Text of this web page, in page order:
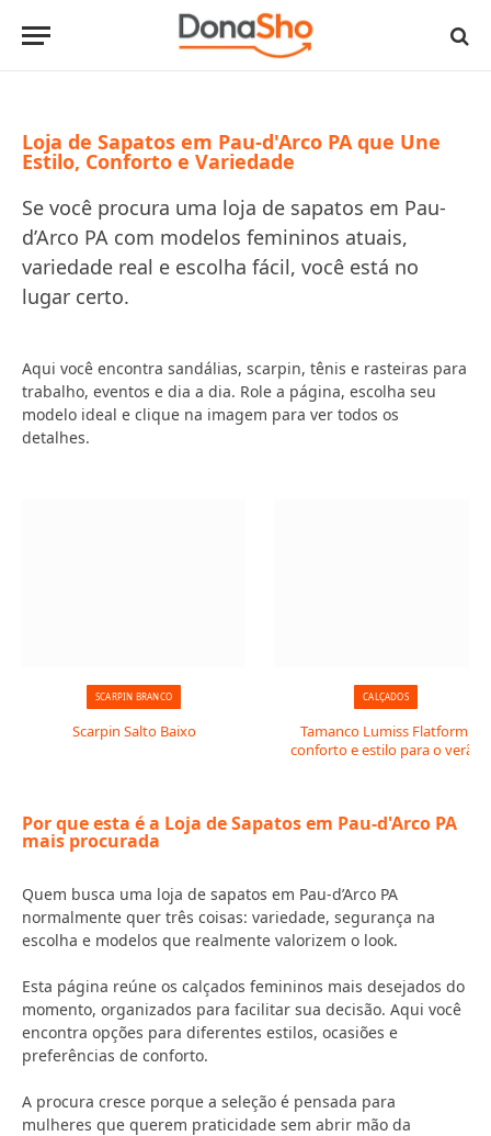
Loja de Sapatos em Pau-d'Arco PA que Une
Estilo, Conforto e Variedade
Se você procura uma loja de sapatos em Pau-
d’Arco PA com modelos femininos atuais,
variedade real e escolha fácil, você está no
lugar certo.
Aqui você encontra sandálias, scarpin, tênis e rasteiras para
trabalho, eventos e dia a dia. Role a página, escolha seu
modelo ideal e clique na imagem para ver todos os
detalhes.
SCARPIN BRANCO
Scarpin Salto Baixo
CALÇADOS
Tamanco Lumiss Flatform:
conforto e estilo para o verão
Por que esta é a Loja de Sapatos em Pau-d'Arco PA
mais procurada
Quem busca uma loja de sapatos em Pau-d’Arco PA
normalmente quer três coisas: variedade, segurança na
escolha e modelos que realmente valorizem o look.
Esta página reúne os calçados femininos mais desejados do
momento, organizados para facilitar sua decisão. Aqui você
encontra opções para diferentes estilos, ocasiões e
preferências de conforto.
A procura cresce porque a seleção é pensada para
mulheres que querem praticidade sem abrir mão da